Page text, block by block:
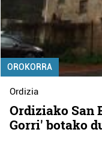
OROKORRA
Ordizia
Ordiziako San
Gorri' botako